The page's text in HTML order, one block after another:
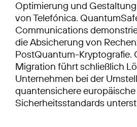
Optimierung und
von Telefónica.
Communications
die Absicherung von
PostQuantum-Kryptografie.
Migration führt schließlich
Unternehmen bei der
quantensichere europäische
Sicherheitsstandards